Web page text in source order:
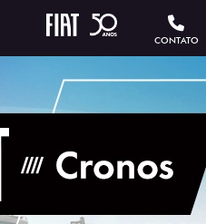
CONTATO